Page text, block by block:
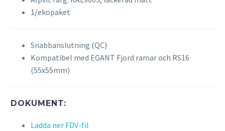
1/ekopaket
Snabbanslutning (QC)
Kompatibel med EGANT Fjord ramar och RS16
(55x55mm)
DOKUMENT:
Ladda ner FDV-fil